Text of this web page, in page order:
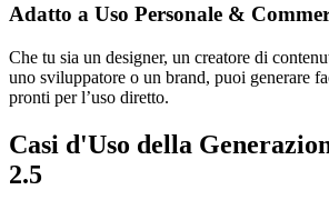
Adatto a Uso Personale &
Che tu sia un designer, un creatore di
uno sviluppatore o un brand, puoi generare
pronti per l’uso diretto.
Casi d'Uso della
2.5